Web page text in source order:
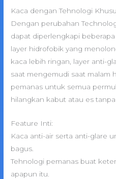
Kaca dengan Tehnologi
Dengan perubahan
dapat diperlengkapi
layer hidrofobik yang
kaca lebih ringan, layer anti-
saat mengemudi saat malam
pemanas untuk semua
hilangkan kabut atau es
Feature Inti:
Kaca anti-air serta anti-glare
bagus.
Tehnologi pemanas buat
apapun itu.